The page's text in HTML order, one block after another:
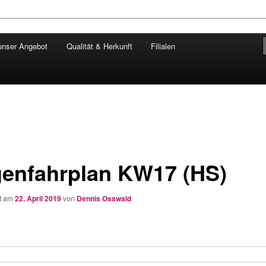
Angebot Qualität & Herkunft Filialen
KW17 (HS)
am 22. April 2019von Dennis Osswald